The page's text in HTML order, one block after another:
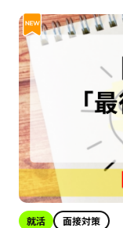
就活 面接対策